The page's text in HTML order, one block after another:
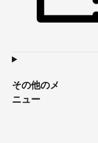
その他のメ
ニュー